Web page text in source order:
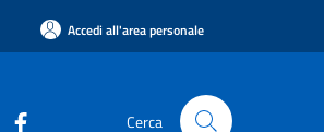
Accedi all'area personale
Cerca